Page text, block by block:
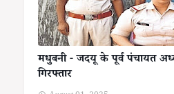
मधुबनी - जदयू के पूर्व पंचायत
गिरफ्तार